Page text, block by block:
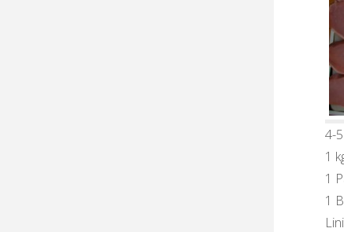
4-
1
1
1